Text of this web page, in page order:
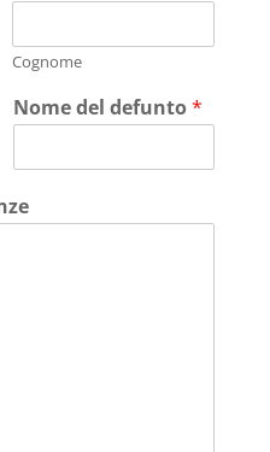
Cognome
Nome del defunto*